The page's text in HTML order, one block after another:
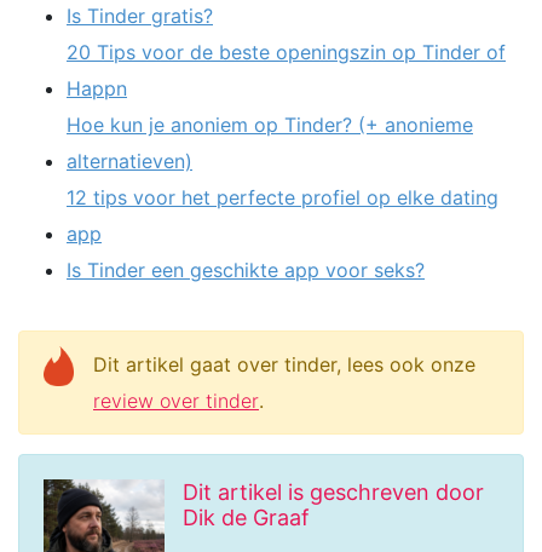
Is Tinder gratis?
20 Tips voor de beste openingszin op Tinder of
Happn
Hoe kun je anoniem op Tinder? (+ anonieme
alternatieven)
12 tips voor het perfecte profiel op elke dating
app
Is Tinder een geschikte app voor seks?
Dit artikel gaat over tinder, lees ook onze
review over tinder.
Dit artikel is geschreven door
Dik de Graaf